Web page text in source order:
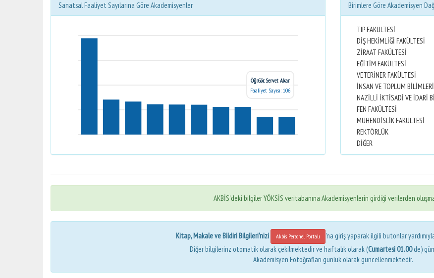
Sanatsal Faaliyet Sayılarına Göre Akademisyenler
Öğr.Gör. Servet Akar
Faaliyet Sayısı: 106
Birimlere Göre Akademisyen
TIP FAKÜLTESİ
DİŞ HEKİMLİĞİ FAKÜLTESİ
ZİRAAT FAKÜLTESİ
EĞİTİM FAKÜLTESİ
VETERİNER FAKÜLTESİ
İNSAN VE TOPLUM
FEN FAKÜLTESİ
MÜHENDİSLİK FAKÜLTESİ
REKTÖRLÜK
DİĞER
AKBİS'deki bilgiler YÖKSİS veritabanına Akademisyenlerin girdiği verilerden
Kitap, Makale ve Bildiri Bilgileri'nizi Akbis Personel Portalı
'na giriş yaparak ilgili butonlar
Diğer bilgilerinz otomatik olarak çekilmektedir ve haftalık olarak (Cumartesi 01.00de)
Akademisyen Fotoğrafları günlük olarak güncellenmektedir.